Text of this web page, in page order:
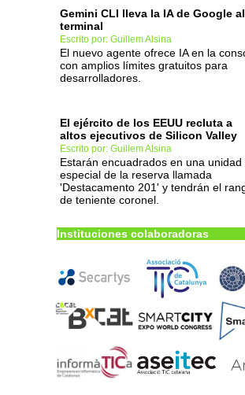
Gemini CLI lleva la IA de Google al
terminal
Escrito por: Guillem Alsina
El nuevo agente ofrece IA en la
con amplios límites gratuitos para
desarrolladores.
El ejército de los EEUU recluta a
altos ejecutivos de Silicon Valley
Escrito por: Guillem Alsina
Estarán encuadrados en una unidad
especial de la reserva llamada
'Destacamento 201' y tendrán el
de teniente coronel.
Instituciones colaboradoras